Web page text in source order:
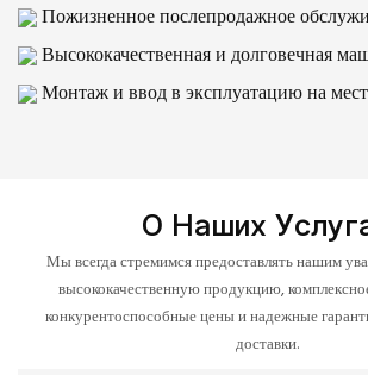
Пожизненное послепродажное
Высококачественная и долговечная
Монтаж и ввод в эксплуатацию на
О Наших
Мы всегда стремимся предоставлять нашим
высококачественную продукцию,
конкурентоспособные цены и надежные
доставки.